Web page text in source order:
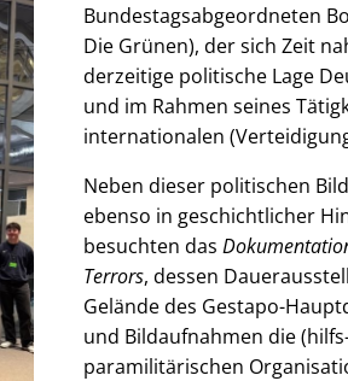
Bundestagsabgeordneten
Die Grünen), der sich Zeit
derzeitige politische Lage
und im Rahmen seines
internationalen
Neben dieser politischen
ebenso in geschichtlicher
besuchten das
Terrors, dessen
Gelände des Gestapo-
und Bildaufnahmen die
paramilitärischen